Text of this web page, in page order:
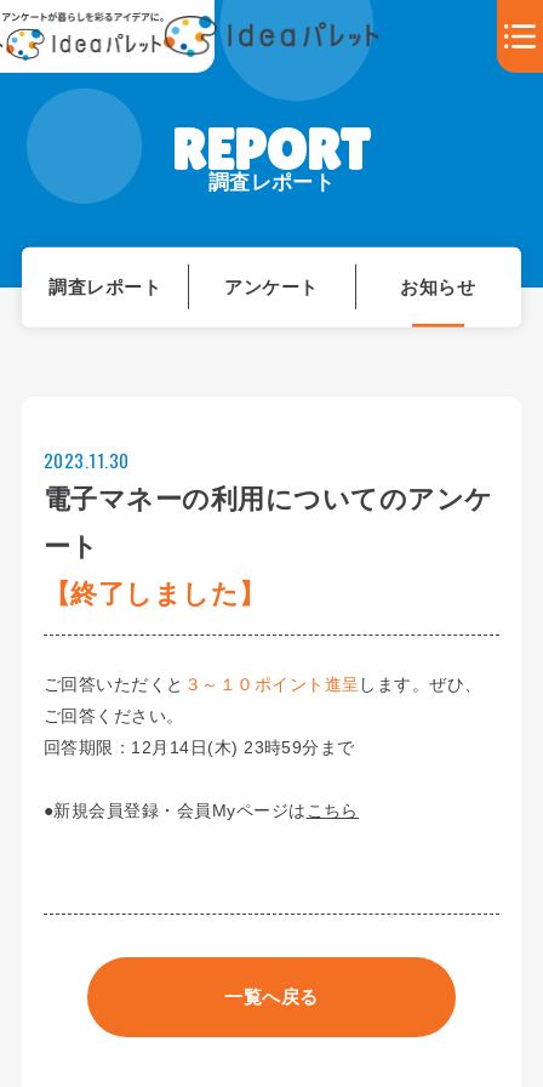
調査レポート
調査レポート アンケート お知らせ
電子マネーの利用についてのアンケ
ート
【終了しました】
2023.11.30
ご回答いただくと ３～１０ポイント進呈 します。ぜひ、
ご回答ください。
回答期限：12月14日(木) 23時59分まで
●新規会員登録・会員Myページはこちら
一覧へ戻る